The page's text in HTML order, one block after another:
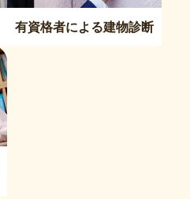
有資格者による建物診断